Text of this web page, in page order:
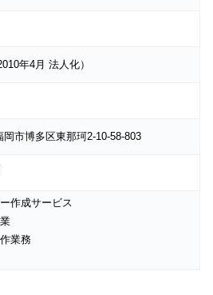
年4月 法人化）
岡市博多区東那珂2-10-58-803
作成サービス
業務